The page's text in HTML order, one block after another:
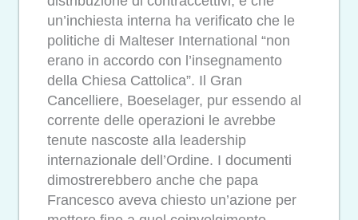
un’inchiesta interna ha verificato che le
politiche di Malteser International “non
erano in accordo con l’insegnamento
della Chiesa Cattolica”. Il Gran
Cancelliere, Boeselager, pur essendo al
corrente delle operazioni le avrebbe
tenute nascoste aIla leadership
internazionale dell’Ordine. I documenti
dimostrerebbero anche che papa
Francesco aveva chiesto un’azione per